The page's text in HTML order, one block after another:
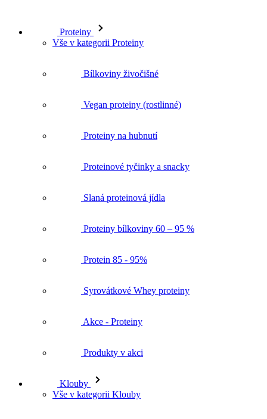
Proteiny
Vše v kategorii Proteiny
Bílkoviny živočišné
Vegan proteiny (rostlinné)
Proteiny na hubnutí
Proteinové tyčinky a snacky
Slaná proteinová jídla
Proteiny bílkoviny 60 – 95 %
Protein 85 - 95%
Syrovátkové Whey proteiny
Akce - Proteiny
Produkty v akci
Klouby
Vše v kategorii Klouby